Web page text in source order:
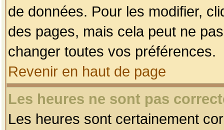
de données. Pour les modifier,
des pages, mais cela peut ne
changer toutes vos préférences.
Revenir en haut de page
Les heures ne sont pas
Les heures sont certainement